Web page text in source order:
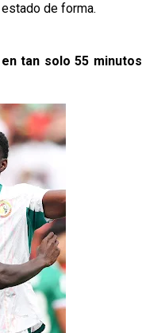
de forma.
tan solo 55 minutos